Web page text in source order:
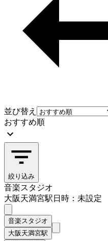
並び替え
おすすめ順
絞り込み
音楽スタジオ
大阪天満宮駅日時：未設定
音楽スタジオ
大阪天満宮駅